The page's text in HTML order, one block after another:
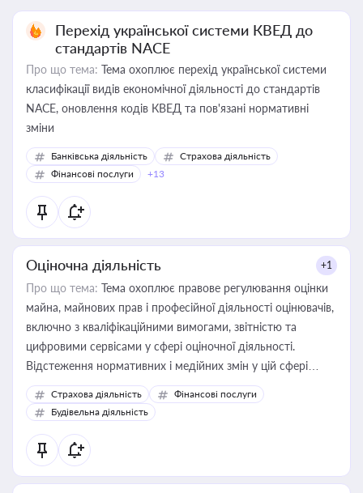
Перехід української системи КВЕД до
стандартів NACE
Про що тема: Тема охоплює перехід української системи
класифікації видів економічної діяльності до стандартів
NACE, оновлення кодів КВЕД та пов'язані нормативні
зміни
Банківська діяльність
Страхова діяльність
Фінансові послуги
+13
Оціночна діяльність +1
Про що тема: Тема охоплює правове регулювання оцінки
майна, майнових прав і професійної діяльності оцінювачів,
включно з кваліфікаційними вимогами, звітністю та
цифровими сервісами у сфері оціночної діяльності.
Відстеження нормативних і медійних змін у цій сфері
корисне для власника бізнесу, керівника, юриста або
бухгалтера під час оподаткування, приватизації, оренди
державного майна, корпоративних угод і перевірки
статусу суб'єктів оціночної діяльності
Страхова діяльність
Фінансові послуги
Будівельна діяльність